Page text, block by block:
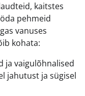
kaitstes
pehmeid
vanuses
kohata:
ja vaigulõhnalised
jahutust ja sügisel